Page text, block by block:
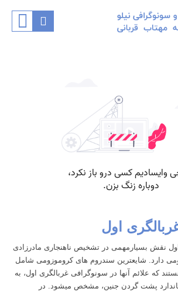
اول
نقش بسیارمهمی در تشخیص ناهنجاری مادرزادی
دارد. شایعترین سندروم های کروموزومی شامل
21، 18 و 13 هستند که علائم آنها در سونوگرافی غربالگری اول، به
پشت گردن جنین، مشخص میشود. در